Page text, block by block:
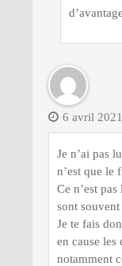
6 avril
Je n’ai pas
n’est que le
Ce n’est
sont
Je te fais
en cause les
notamment